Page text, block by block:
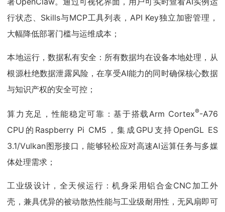
行状态、Skills与MCP工具列表，API Key独立加密管理，
大幅降低部署门槛与运维成本；
本地运行，数据私有安全：所有数据均在设备本地处理，从
根源杜绝数据泄露风险，在享受AI能力的同时确保核心数据
与知识产权的安全可控；
算力充足，性能稳定可靠：基于搭载Arm Cortex®-A76
CPU的Raspberry Pi CM5，集成GPU支持OpenGL ES
3.1/Vulkan图形接口，能够轻松应对高速AI运算任务与多媒
体处理需求；
工业级设计，全天候运行：机身采用铝合金CNC加工外
壳，兼具优异的被动散热性能与工业级耐用性，无风扇即可